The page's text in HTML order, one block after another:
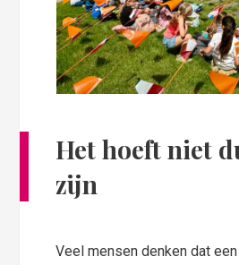
Het hoeft niet
zijn
Veel mensen denken dat